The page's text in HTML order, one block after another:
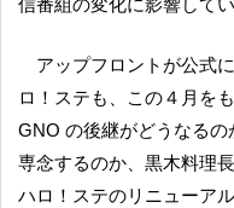
信番組の変化に影響して
アップフロントが公式に配信しているWeb番組では、ハ
ロ！ステも、この４月を
GNO の後継がどうなる
専念するのか、黒木料理
ハロ！ステのリニューア